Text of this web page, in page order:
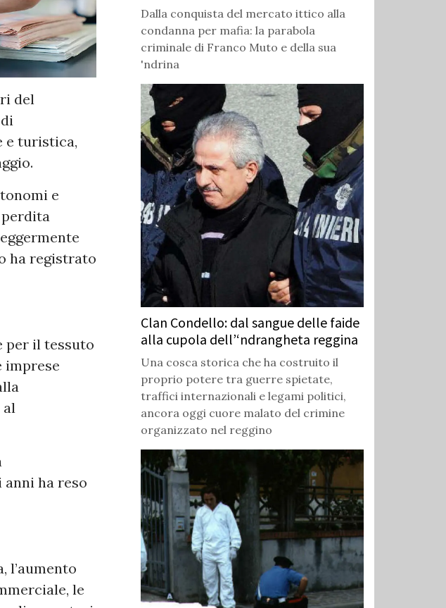
del
e turistica,
e
perdita
ha registrato
per il tessuto
imprese
al
ha reso
l’aumento
le
Dalla conquista del mercato ittico alla
condanna per mafia: la parabola
criminale di Franco Muto e della sua
'ndrina
Clan Condello: dal sangue delle faide
alla cupola dell’‘ndrangheta reggina
Una cosca storica che ha costruito il
proprio potere tra guerre spietate,
traffici internazionali e legami politici,
ancora oggi cuore malato del crimine
organizzato nel reggino